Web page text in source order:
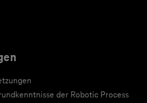
der Robotic Process